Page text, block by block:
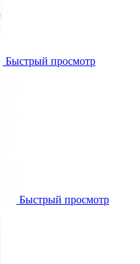
Быстрый просмотр
Быстрый просмотр